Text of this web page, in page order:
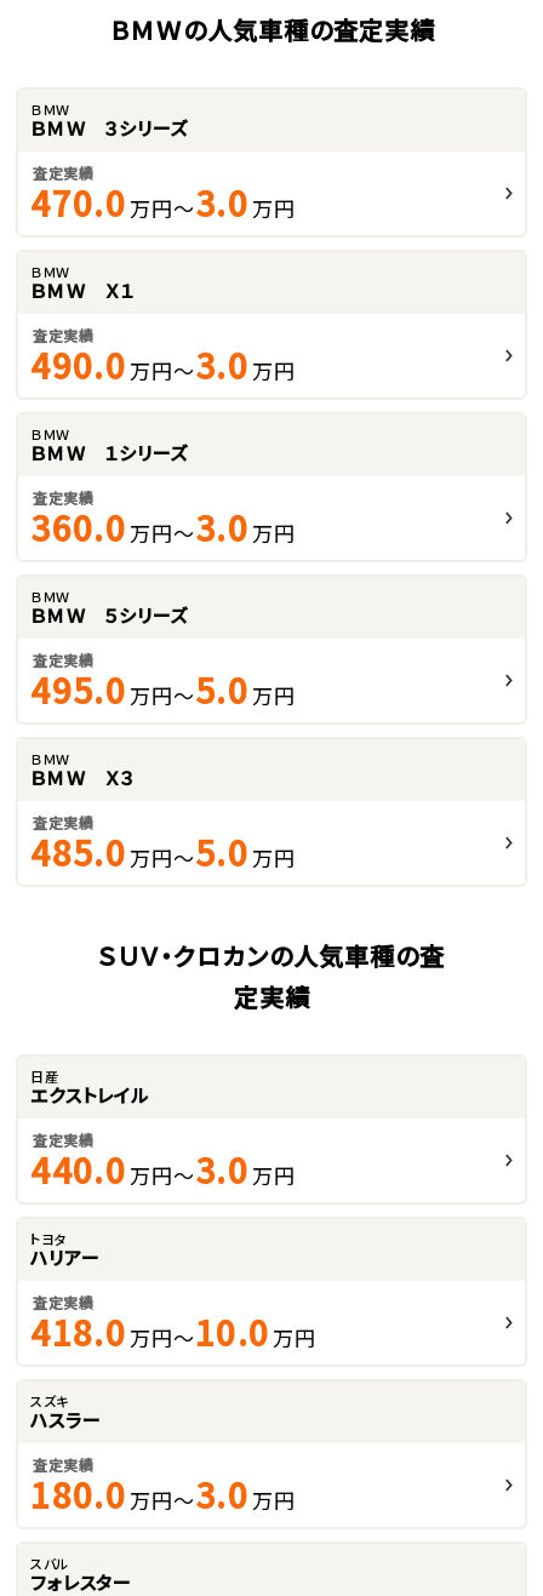
ＢＭＷの人気車種の査定実績
ＢＭＷ
ＢＭＷ ３シリーズ
査定実績
470.0 万円～3.0 万円
ＢＭＷ
ＢＭＷ Ｘ１
査定実績
490.0 万円～3.0 万円
ＢＭＷ
ＢＭＷ １シリーズ
査定実績
360.0 万円～3.0 万円
ＢＭＷ
ＢＭＷ ５シリーズ
査定実績
495.0 万円～5.0 万円
ＢＭＷ
ＢＭＷ Ｘ３
査定実績
485.0 万円～5.0 万円
ＳＵＶ・クロカンの人気車種の査
定実績
日産
エクストレイル
査定実績
440.0 万円～3.0 万円
トヨタ
ハリアー
査定実績
418.0 万円～10.0 万円
スズキ
ハスラー
査定実績
180.0 万円～3.0 万円
スバル
フォレスター